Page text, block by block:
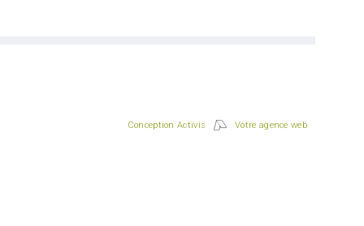
Conception Activis Votre agence web